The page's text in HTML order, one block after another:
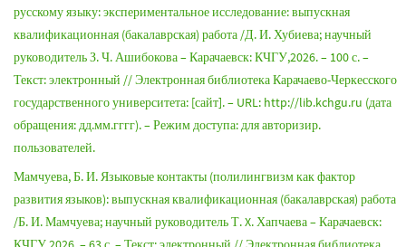
русскому языку: экспериментальное исследование: выпускная
квалификационная (бакалаврская) работа /Д. И. Хубиева; научный
руководитель З. Ч. Ашибокова – Карачаевск: КЧГУ,2026. – 100 с. –
Текст: электронный // Электронная библиотека Карачаево-Черкесского
государственного университета: [сайт]. – URL: http://lib.kchgu.ru (дата
обращения: дд.мм.гггг). – Режим доступа: для авторизир.
пользователей.
Мамчуева, Б. И. Языковые контакты (полилингвизм как фактор
развития языков): выпускная квалификационная (бакалаврская) работа
/Б. И. Мамчуева; научный руководитель Т. X. Хапчаева – Карачаевск: